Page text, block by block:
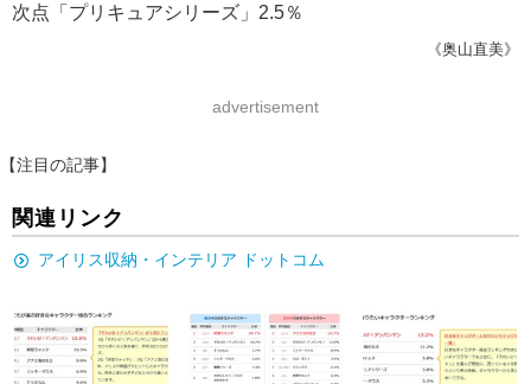
次点「プリキュアシリーズ」2.5％
《奥山直美》
advertisement
【注目の記事】
関連リンク
アイリス収納・インテリア ドットコム